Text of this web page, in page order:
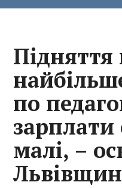
Підняття
по
малі, –